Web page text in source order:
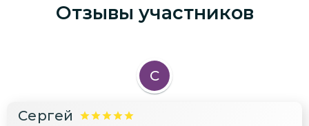
Отзывы участников
С
Сергей